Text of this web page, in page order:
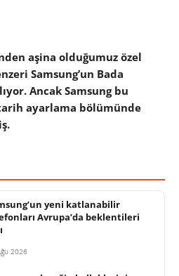
aşina olduğumuz özel
Samsung’un Bada
Ancak Samsung bu
ayarlama bölümünde
yeni katlanabilir
Avrupa’da beklentileri
2026